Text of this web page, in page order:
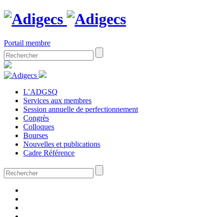
Portail membre
L’ADGSQ
Services aux membres
Session annuelle de perfectionnement
Congrès
Colloques
Bourses
Nouvelles et publications
Cadre Référence